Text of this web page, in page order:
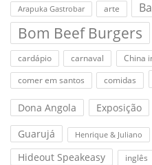
Arapuka Gastrobar arte
Bom Beef Burgers
cardápio carnaval China
comer em santos
comidas
Dona Angola Exposição
Guarujá Henrique & Juliano
Hideout Speakeasy inglês